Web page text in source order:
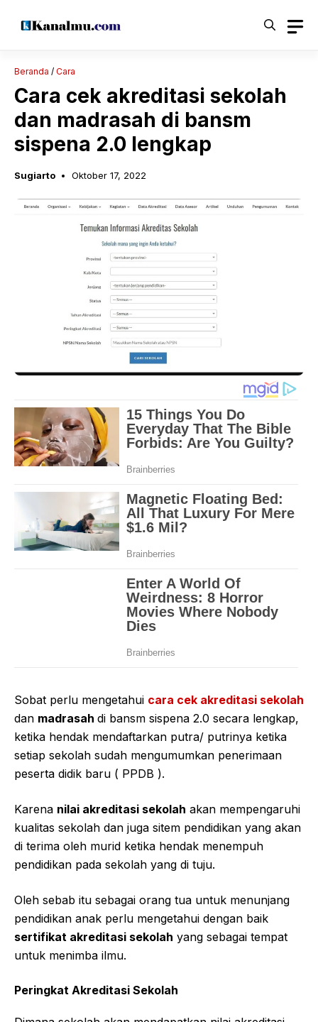
Beranda / Cara
Cara cek akreditasi sekolah
dan madrasah di bansm
sispena 2.0 lengkap
Sugiarto Oktober 17, 2022
Sobat perlu mengetahui cara cek akreditasi sekolah
dan madrasah di bansm sispena 2.0 secara lengkap,
ketika hendak mendaftarkan putra/ putrinya ketika
setiap sekolah sudah mengumumkan penerimaan
peserta didik baru ( PPDB ).
Karena nilai akreditasi sekolah akan mempengaruhi
kualitas sekolah dan juga sitem pendidikan yang akan
di terima oleh murid ketika hendak menempuh
pendidikan pada sekolah yang di tuju.
Oleh sebab itu sebagai orang tua untuk menunjang
pendidikan anak perlu mengetahui dengan baik
sertifikat akreditasi sekolah yang sebagai tempat
untuk menimba ilmu.
Peringkat Akreditasi Sekolah